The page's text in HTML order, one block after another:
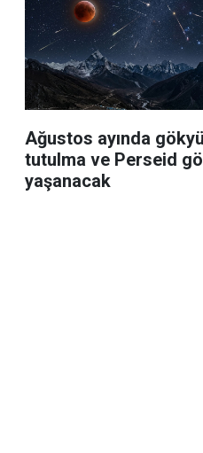
Ağustos ayında
tutulma ve Perseid
yaşanacak